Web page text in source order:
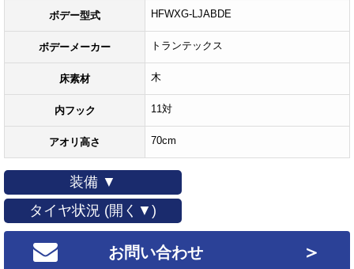
ボデー型式 HFWXG-LJABDE
ボデーメーカー トランテックス
床素材 木
内フック 11対
アオリ高さ 70cm
装備 ▼
タイヤ状況 (開く▼)
お問い合わせ ＞